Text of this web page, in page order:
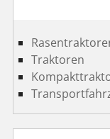
Traktoren